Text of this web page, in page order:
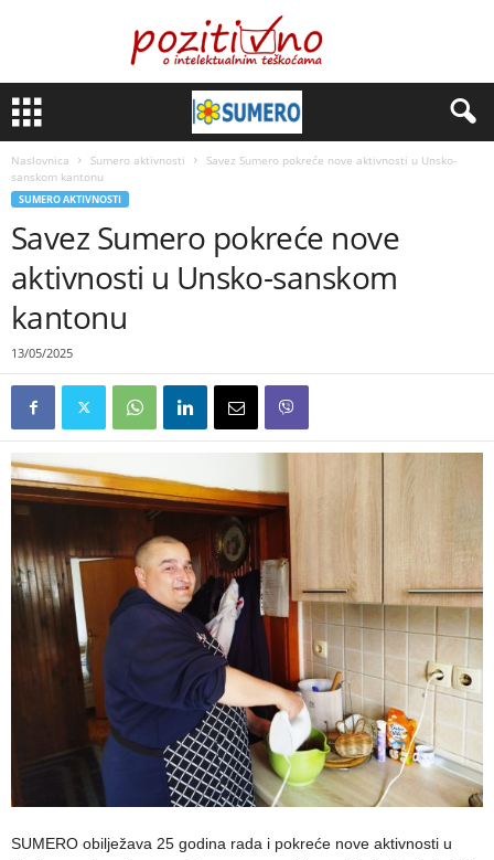
Naslovnica Sumero aktivnosti
Savez Sumero pokreće nove aktivnosti u Unsko-
sanskom kantonu
SUMERO AKTIVNOSTI
Savez Sumero pokreće nove
aktivnosti u Unsko-sanskom
kantonu
13/05/2025
SUMERO obilježava 25 godina rada i pokreće nove aktivnosti u